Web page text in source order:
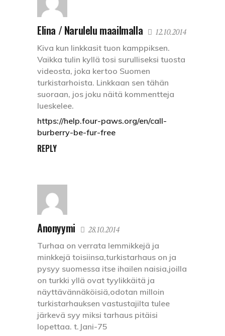
Elina / Narulelu maailmalla 12.10.2014
Kiva kun linkkasit tuon kamppiksen.
Vaikka tulin kyllä tosi surulliseksi tuosta
videosta, joka kertoo Suomen
turkistarhoista. Linkkaan sen tähän
suoraan, jos joku näitä kommentteja
lueskelee.
https://help.four-paws.org/en/call-
burberry-be-fur-free
REPLY
Anonyymi 28.10.2014
Turhaa on verrata lemmikkejä ja
minkkejä toisiinsa,turkistarhaus on ja
pysyy suomessa itse ihailen naisia,joilla
on turkki yllä ovat tyylikkäitä ja
näyttävännäköisiä,odotan milloin
turkistarhauksen vastustajilta tulee
järkevä syy miksi tarhaus pitäisi
lopettaa. t.Jani-75